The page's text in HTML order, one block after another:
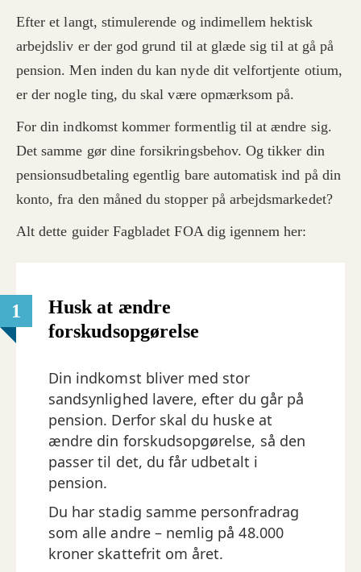
Efter et langt, stimulerende og indimellem hektisk
arbejdsliv er der god grund til at glæde sig til at gå på
pension. Men inden du kan nyde dit velfortjente otium,
er der nogle ting, du skal være opmærksom på.
For din indkomst kommer formentlig til at ændre sig.
Det samme gør dine forsikringsbehov. Og tikker din
pensionsudbetaling egentlig bare automatisk ind på din
konto, fra den måned du stopper på arbejdsmarkedet?
Alt dette guider Fagbladet FOA dig igennem her:
1
Husk at ændre
forskudsopgørelse
Din indkomst bliver med stor
sandsynlighed lavere, efter du går på
pension. Derfor skal du huske at
ændre din forskudsopgørelse, så den
passer til det, du får udbetalt i
pension.
Du har stadig samme personfradrag
som alle andre – nemlig på 48.000
kroner skattefrit om året.